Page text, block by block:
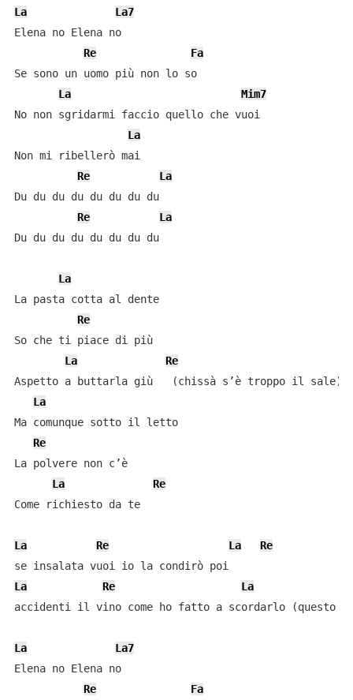
La
La7
Elena no Elena no
Re
Fa
Se sono un uomo più non lo so
La
Mim7
No non sgridarmi faccio quello che vuoi
La
Non mi ribellerò mai
Re
La
Du du du du du du du du
Re
La
Du du du du du du du du
La
La pasta cotta al dente
Re
So che ti piace di più
La
Re
Aspetto a buttarla giù   (chissà s’è troppo il sale)
La
Ma comunque sotto il letto
Re
La polvere non c’è
La
Re
Come richiesto da te
La Re La
Re
La
Re
La
accidenti il vino come ho fatto a scordarlo (questo
La
La7
Elena no Elena no
Re
Fa